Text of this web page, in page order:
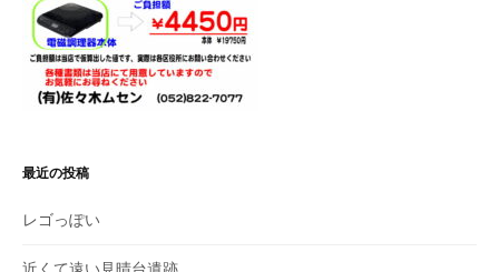
最近の投稿
レゴっぽい